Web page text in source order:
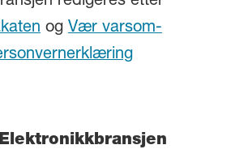
og Vær varsom-